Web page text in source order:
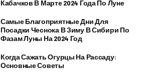
Кабачков В Марте 2024 Года По Луне
Самые Благоприятные Дни Для
Посадки Чеснока В Зиму В Сибири По
Фазам Луны На 2024 Год
Когда Сажать Огурцы На Рассаду:
Основные Советы